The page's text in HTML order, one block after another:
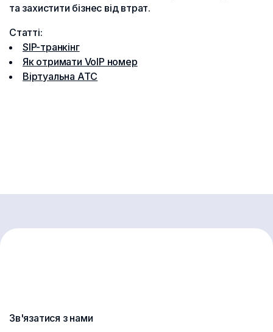
та захистити бізнес від втрат.
Статті:
SIP-транкінг
Як отримати VoIP номер
Віртуальна АТС
Зв'язатися з нами